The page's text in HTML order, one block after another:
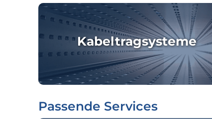
Kabeltragsysteme
Passende Services